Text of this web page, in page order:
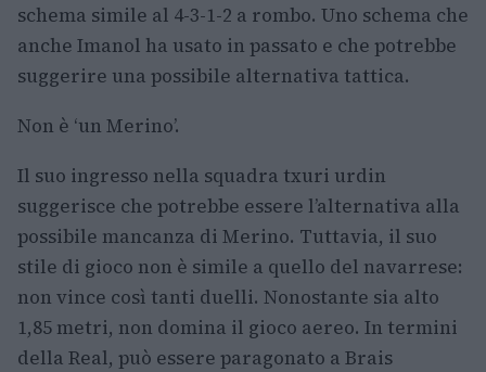
schema simile al 4-3-1-2 a rombo. Uno schema che
anche Imanol ha usato in passato e che potrebbe
suggerire una possibile alternativa tattica.
Non è ‘un Merino’.
Il suo ingresso nella squadra txuri urdin
suggerisce che potrebbe essere l’alternativa alla
possibile mancanza di Merino. Tuttavia, il suo
stile di gioco non è simile a quello del navarrese:
non vince così tanti duelli. Nonostante sia alto
1,85 metri, non domina il gioco aereo. In termini
della Real, può essere paragonato a Brais